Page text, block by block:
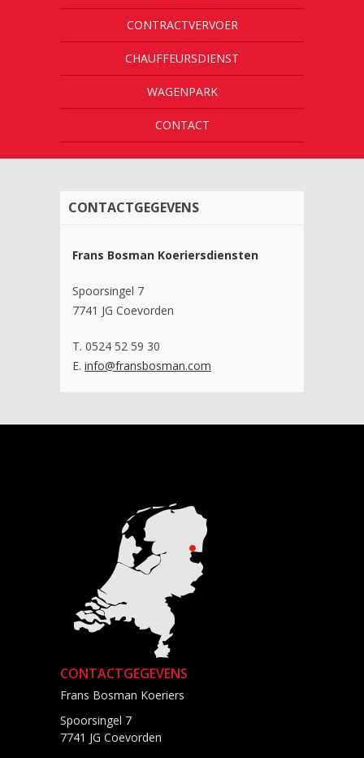
CONTRACTVERVOER
CHAUFFEURSDIENST
WAGENPARK
CONTACT
CONTACTGEGEVENS
Frans Bosman Koeriersdiensten
Spoorsingel 7
7741 JG Coevorden
T. 0524 52 59 30
E. info@fransbosman.com
CONTACTGEGEVENS
Frans Bosman Koeriers
Spoorsingel 7
7741 JG Coevorden